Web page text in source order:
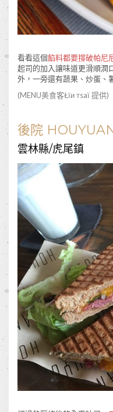
看看這個餡料都要撐破帕尼
起司的加入讓味道更滑順潤
外，一旁還有蔬果、炒蛋、
(MENU美食客Łїи тsaї提供)
後院
雲林縣/虎尾鎮